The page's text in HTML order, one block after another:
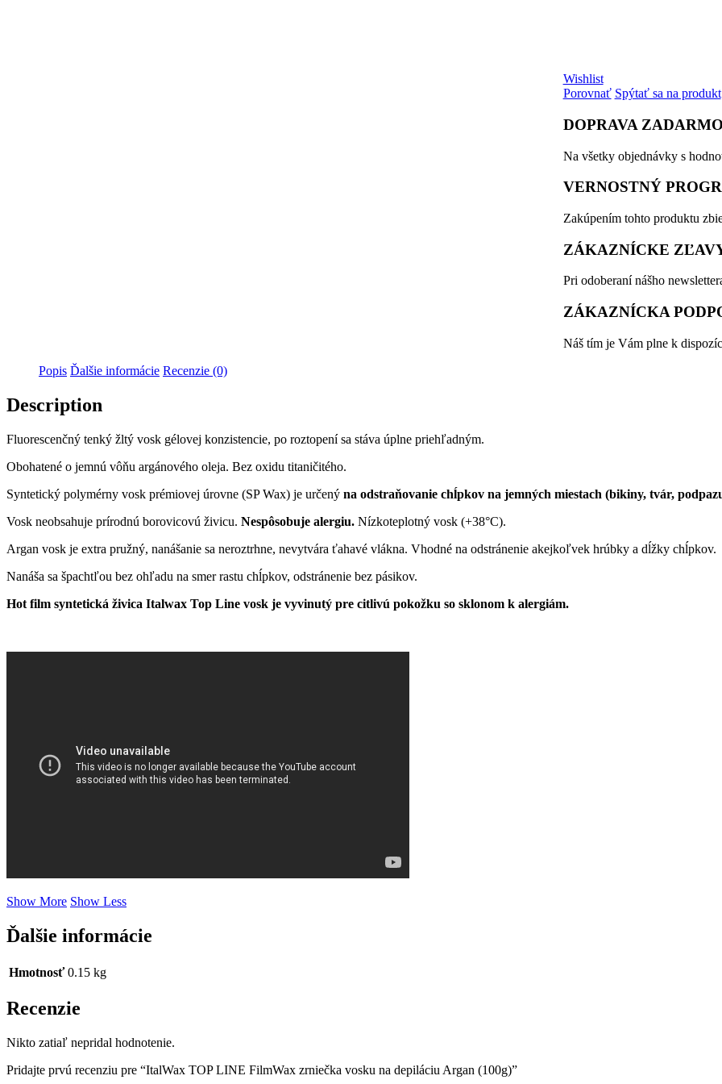
Wishlist
Porovnať Spýtať sa na produkt
DOPRAVA ZADARMO
Na všetky objednávky s
VERNOSTNÝ
Zakúpením tohto produktu
ZÁKAZNÍCKE
Pri odoberaní nášho
ZÁKAZNÍCKA
Náš tím je Vám plne k
Popis Ďalšie informácie Recenzie (0)
Description
Fluorescenčný tenký žltý vosk gélovej konzistencie, po roztopení sa stáva úplne priehľadným.
Obohatené o jemnú vôňu argánového oleja. Bez oxidu titaničitého.
Syntetický polymérny vosk prémiovej úrovne (SP Wax) je určený na odstraňovanie chĺpkov na jemných miestach (bikiny, tvár,
Vosk neobsahuje prírodnú borovicovú živicu. Nespôsobuje alergiu. Nízkoteplotný vosk (+38°C).
Argan vosk je extra pružný, nanášanie sa neroztrhne, nevytvára ťahavé vlákna. Vhodné na odstránenie akejkoľvek hrúbky a dĺžky chĺpkov.
Nanáša sa špachtľou bez ohľadu na smer rastu chĺpkov, odstránenie bez pásikov.
Hot film syntetická živica Italwax Top Line vosk je vyvinutý pre citlivú pokožku so sklonom k ​​alergiám.
Show More Show Less
Ďalšie informácie
Hmotnosť 0.15 kg
Recenzie
Nikto zatiaľ nepridal hodnotenie.
Pridajte prvú recenziu pre “ItalWax TOP LINE FilmWax zrniečka vosku na depiláciu Argan (100g)”